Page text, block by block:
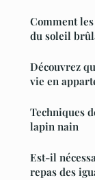
Comment
du soleil
Découvrez
vie en
Techniques
lapin nain
Est-il
repas des